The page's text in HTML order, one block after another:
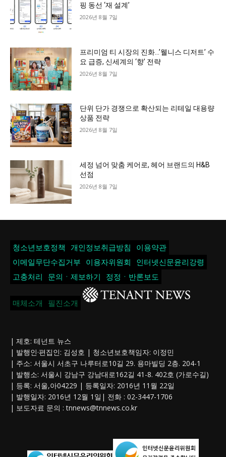
핑 동선 ‘재 설계’
2026년 8월 7일
프리미엄 티 시장의 진화…’웰니스 디저트’ 수
요 급증, 신세계의 ‘향’ 전략
2026년 8월 7일
단위 단가 경쟁으로 확산되는 리테일 대용량
상품 전략
2026년 8월 7일
세정 넘어 맞춤 케어로, 헤어 브랜드의 H&B
선점
2026년 8월 7일
청소년보호정책 개인정보취급방침
이용약관
이메일무단수집거부
이용자위원회
인터넷신문윤리강령
고충처리
문의ㆍ제보하기 정정ㆍ반론보도
매체소개 필진소개
| 제호: 테넌트 뉴스
| 발행인·편집인: 김성호 | 청소년보호책임자: 이정민
| 주소: 서울시 서초구 나루터로10길 29. 용마빌딩 2층. 204-1
| 발행소: 서울시 강남구 강남대로162길 41-8. 402호 (가로수길)
| 등록: 서울,아04229 | 등록일자: 2016년 11월 22일
| 발행일자: 2016년 12월 1일| 전화 : 02-3447-1706
| 보도자료 문의 :tnnews@tnnews.co.kr